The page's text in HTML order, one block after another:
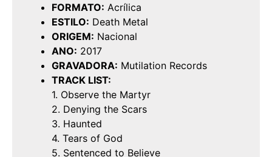
FORMATO: Acrílica
ESTILO: Death Metal
ORIGEM: Nacional
ANO: 2017
GRAVADORA: Mutilation Records
TRACK LIST:
1. Observe the Martyr
2. Denying the Scars
3. Haunted
4. Tears of God
5. Sentenced to Believe